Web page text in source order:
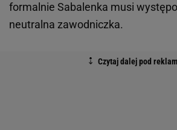
formalnie Sabalenka musi
neutralna zawodniczka.